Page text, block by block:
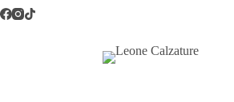
Salta
al